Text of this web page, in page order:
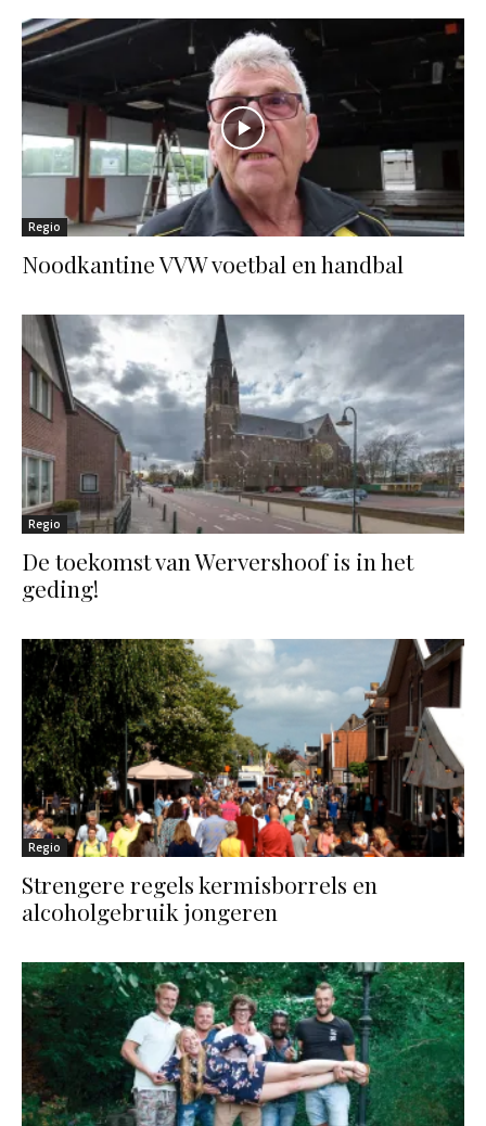
Regio
Noodkantine VVW voetbal en handbal
Regio
De toekomst van Wervershoof is in het
geding!
Regio
Strengere regels kermisborrels en
alcoholgebruik jongeren